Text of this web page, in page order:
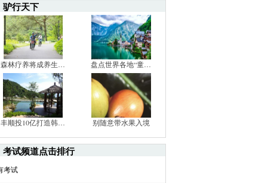
驴行天下
森林疗养将成养生… 盘点世界各地“童…
丰顺投10亿打造韩… 别随意带水果入境
考试频道点击排行
考试